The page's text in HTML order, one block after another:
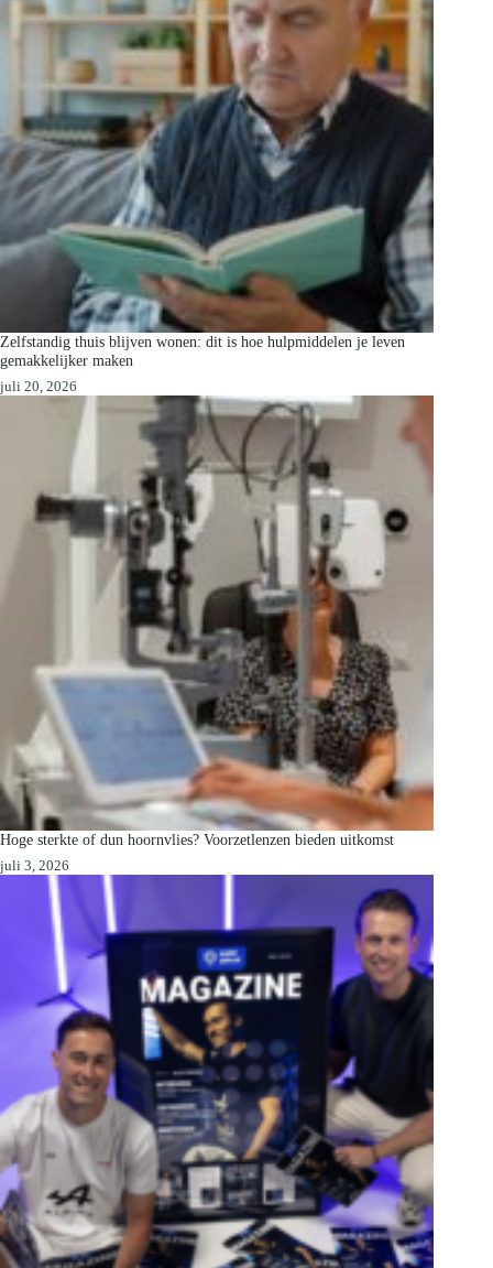
Zelfstandig thuis blijven wonen: dit is hoe hulpmiddelen je leven
gemakkelijker maken
juli 20, 2026
Hoge sterkte of dun hoornvlies? Voorzetlenzen bieden uitkomst
juli 3, 2026